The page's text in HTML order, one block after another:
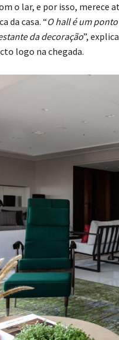
o lar, e por isso, merece
da casa. “O hall é um
da decoração”,
logo na chegada.